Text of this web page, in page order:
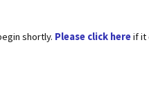
shortly. Please click hereif it